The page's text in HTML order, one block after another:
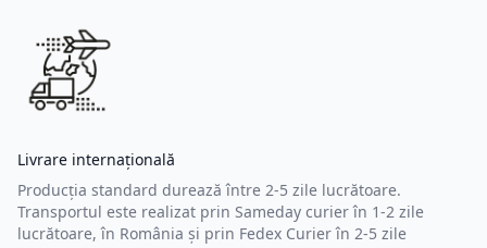
Livrare internațională
Producția standard durează între 2-5 zile lucrătoare.
Transportul este realizat prin Sameday curier în 1-2 zile
lucrătoare, în România și prin Fedex Curier în 2-5 zile